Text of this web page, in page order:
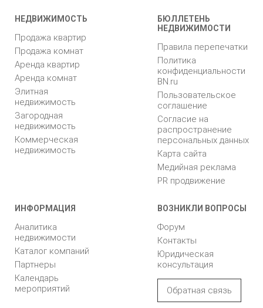
НЕДВИЖИМОСТЬ
Продажа квартир
Продажа комнат
Аренда квартир
Аренда комнат
Элитная
недвижимость
Загородная
недвижимость
Коммерческая
недвижимость
БЮЛЛЕТЕНЬ
НЕДВИЖИМОСТИ
Правила перепечатки
Политика
конфиденциальности
BN.ru
Пользовательское
соглашение
Согласие на
распространение
персональных данных
Карта сайта
Медийная реклама
PR продвижение
ИНФОРМАЦИЯ
Аналитика
недвижимости
Каталог компаний
Партнеры
Календарь
мероприятий
ВОЗНИКЛИ ВОПРОСЫ
Форум
Контакты
Юридическая
консультация
Обратная связь